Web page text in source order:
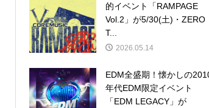
的イベント「RAMPAGE
Vol.2」が5/30(土)・ZERO
T...
2026.05.14
EDM全盛期！懐かしの
年代EDM限定イベント
「EDM LEGACY」が